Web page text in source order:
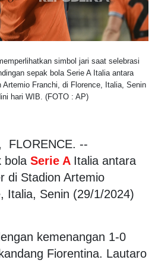
simbol jari saat selebrasi
sepak bola Serie A Italia antara
Artemio Franchi, di Florence, Italia, Senin
hari WIB. (FOTO : AP)
FLORENCE. --
bolaSerie A Italia antara
di Stadion Artemio
Italia, Senin (29/1/2024)
kemenangan 1-0
Fiorentina. Lautaro